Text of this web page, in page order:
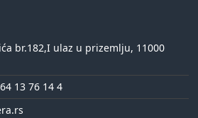
br.182,I ulaz u prizemlju, 11000
13 76 14 4